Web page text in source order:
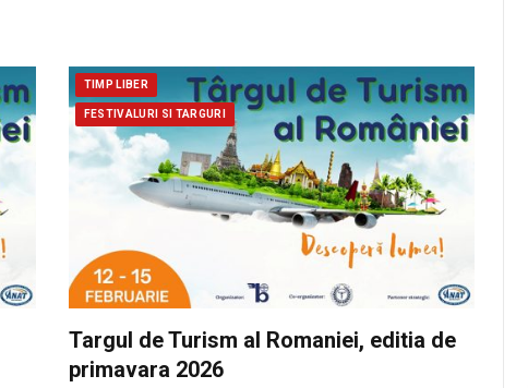
TIMP LIBER
FESTIVALURI SI TARGURI
Targul de Turism al Romaniei, editia de
primavara 2026